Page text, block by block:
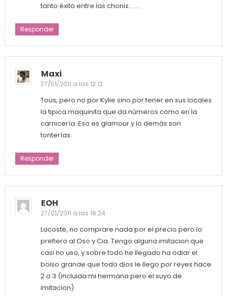
tanto éxito entre las chonis……..
Responder
Maxi
27/01/2011 a las 12:13
Tous, pero no por Kylie sino por tener en sus locales
la tipica maquinita que da números como en la
carnicería. Eso es glamour y lo demás son
tonterías.
Responder
EOH
27/01/2011 a las 18:24
Lacoste, no comprare nada por el precio pero lo
prefiero al Oso y Cia. Tengo alguna imitacion que
casi no uso, y sobre todo he llegado ha odiar el
bolso grande que todo dios le llego por reyes hace
2 o 3 (incluida mi hermana pero el suyo de
imitacion)